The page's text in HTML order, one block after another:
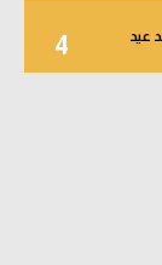
4 عيد